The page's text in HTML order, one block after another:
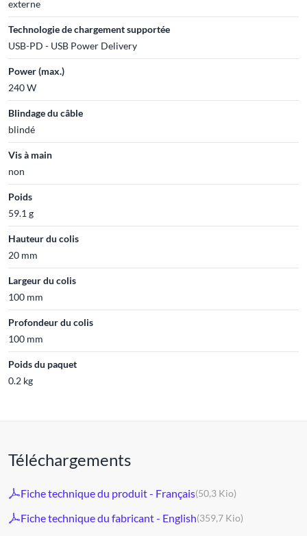
externe
Technologie de chargement supportée
USB-PD - USB Power Delivery
Power (max.)
240 W
Blindage du câble
blindé
Vis à main
non
Poids
59.1 g
Hauteur du colis
20 mm
Largeur du colis
100 mm
Profondeur du colis
100 mm
Poids du paquet
0.2 kg
Téléchargements
Fiche technique du produit - Français(50,3 Kio)
Fiche technique du fabricant - English(359,7 Kio)